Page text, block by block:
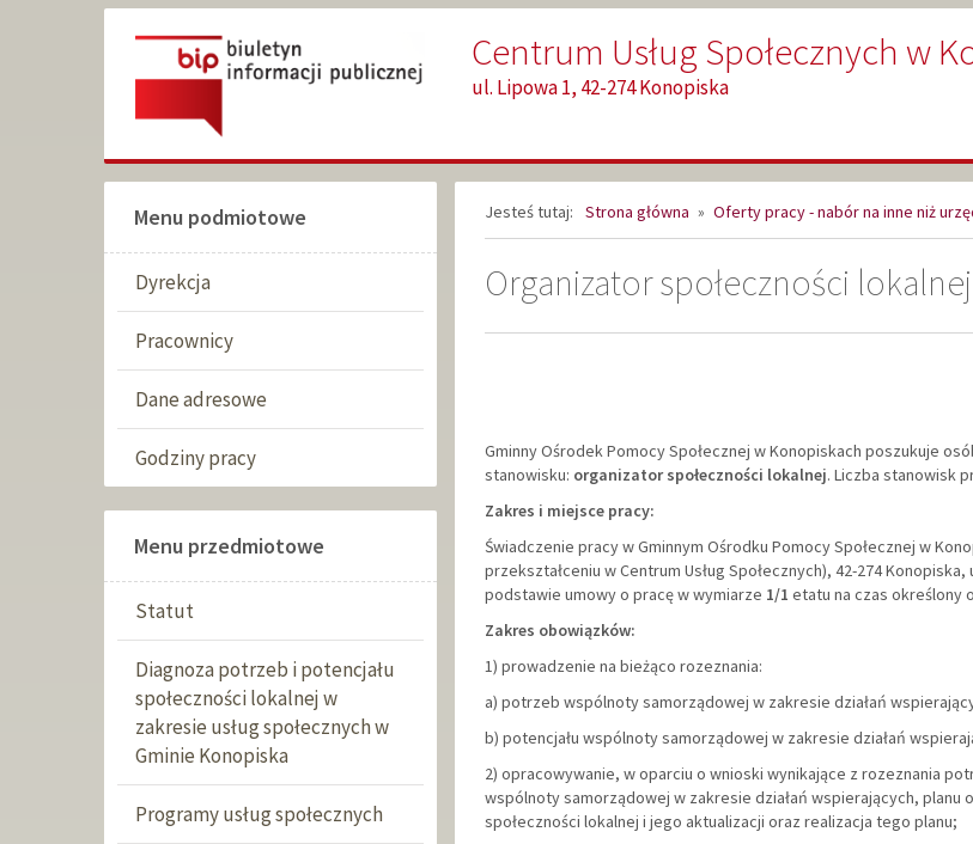
Centrum Usług Społecznych w
ul. Lipowa 1, 42-274 Konopiska
Menu podmiotowe
Dyrekcja
Pracownicy
Dane adresowe
Godziny pracy
Menu przedmiotowe
Statut
Diagnoza potrzeb i potencjału
społeczności lokalnej w
zakresie usług społecznych w
Gminie Konopiska
Programy usług społecznych
Jesteś tutaj: Strona główna » Oferty pracy - nabór na inne niż
Organizator społeczności lokalnej
Gminny Ośrodek Pomocy Społecznej w Konopiskach poszukuje
stanowisku: organizator społeczności lokalnej. Liczba stanowisk
Zakres i miejsce pracy:
Świadczenie pracy w Gminnym Ośrodku Pomocy Społecznej w
przekształceniu w Centrum Usług Społecznych), 42-274 Konopiska,
podstawie umowy o pracę w wymiarze 1/1 etatu na czas określony
Zakres obowiązków:
1) prowadzenie na bieżąco rozeznania:
a) potrzeb wspólnoty samorządowej w zakresie działań
b) potencjału wspólnoty samorządowej w zakresie działań
2) opracowywanie, w oparciu o wnioski wynikające z rozeznania
wspólnoty samorządowej w zakresie działań wspierających, planu
społeczności lokalnej i jego aktualizacji oraz realizacja tego planu;